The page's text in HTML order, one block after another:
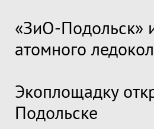
«ЗиО-Подольск»
атомного
Экоплощадку
Подольске